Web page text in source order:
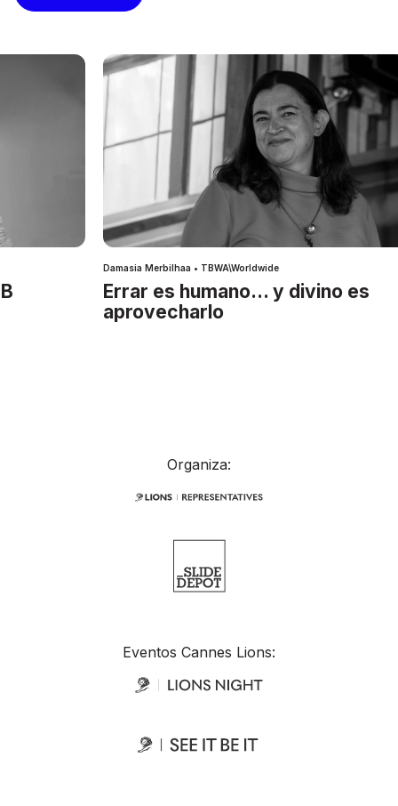
Damasia Merbilhaa • TBWA\Worldwide
Errar es humano… y divino es
aprovecharlo
Organiza:
Eventos Cannes Lions: